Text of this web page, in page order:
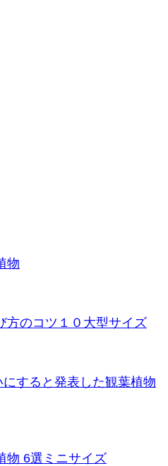
物
方のコツ１０ 大型サイズ
すると発表した観葉植物
物 6選 ミニサイズ